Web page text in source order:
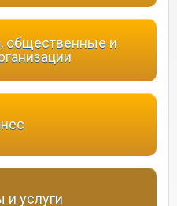
общественные и
и услуги